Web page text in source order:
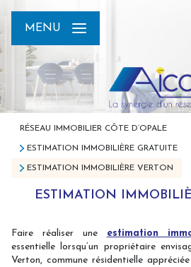
MENU
RÉSEAU IMMOBILIER CÔTE D’OPALE
ESTIMATION IMMOBILIÈRE GRATUITE
ESTIMATION IMMOBILIÈRE VERTON
ESTIMATION
Faire réaliser une estimation
essentielle lorsqu’un propriétaire
Verton, commune résidentielle